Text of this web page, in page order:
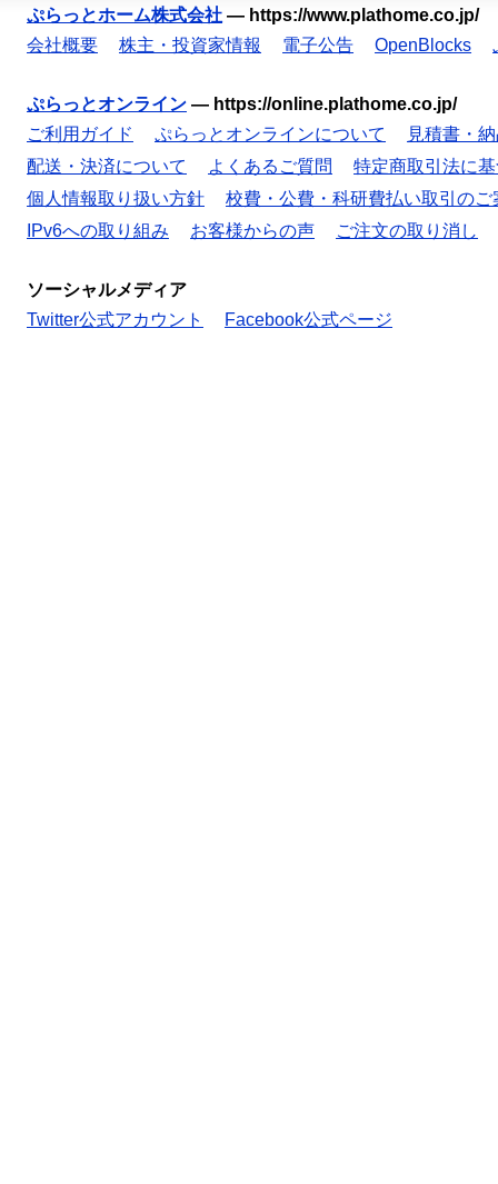
ぷらっとホーム株式会社 — https://www.plathome.co.jp/
会社概要
株主・投資家情報 電子公告 OpenBlocks
ぷらっとオンライン — https://online.plathome.co.jp/
ご利用ガイド
ぷらっとオンラインについて
見積書・
配送・決済について
よくあるご質問
特定商取引法に
個人情報取り扱い方針
校費・公費・科研費払い取引のご
IPv6への取り組み
お客様からの声 ご注文の取り消し
ソーシャルメディア
Twitter公式アカウント
Facebook公式ページ